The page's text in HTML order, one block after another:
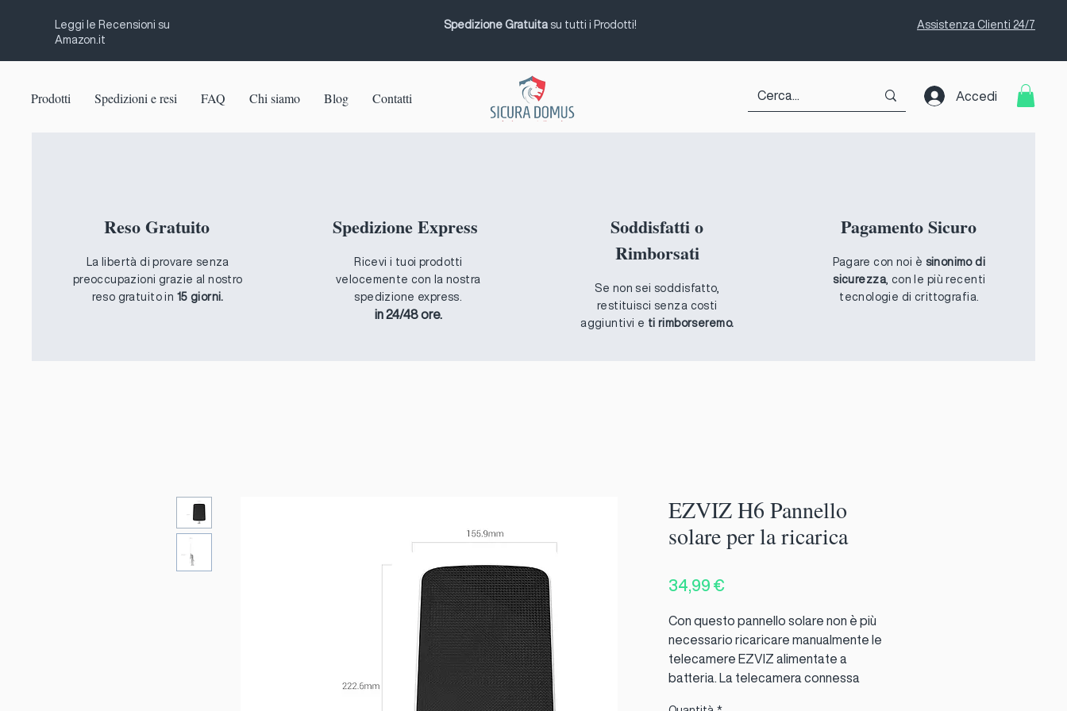
Leggi le Recensioni su
Amazon.it
Spedizione Gratuitasu tutti i Prodotti! Assistenza Clienti 24/7
Prodotti Spedizioni e resi FAQ Chi siamo Blog Contatti Accedi
Reso Gratuito
La libertà di provare senza
preoccupazioni grazie al nostro
reso gratuito in 15 giorni.
Spedizione Express
Ricevi i tuoi prodotti
velocemente con la nostra
spedizione express.
in 24/48 ore.
Soddisfatti o
Rimborsati
Se non sei soddisfatto,
restituisci senza costi
aggiuntivi e ti rimborseremo.
Pagamento Sicuro
Pagare con noi è sinonimo di
sicurezza, con le più recenti
tecnologie di crittografia.
EZVIZ H6 Pannello
solare per la ricarica
34,99 €Prezzo
Con questo pannello solare non è più
necessario ricaricare manualmente le
telecamere EZVIZ alimentate a
batteria. La telecamera connessa